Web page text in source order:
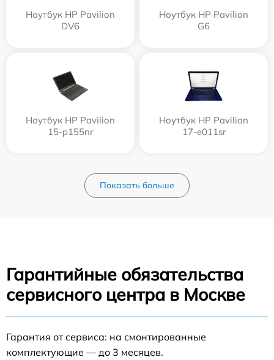
Ноутбук HP Pavilion
DV6
Ноутбук HP Pavilion
G6
Ноутбук HP Pavilion
15-p155nr
Ноутбук HP Pavilion
17-e011sr
Показать больше
Гарантийные обязательства
сервисного центра в Москве
Гарантия от сервиса: на смонтированные
комплектующие — до 3 месяцев.